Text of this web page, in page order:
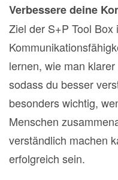
Verbessere deine
Ziel der S+P Tool Box
lernen, wie man
sodass du besser
besonders wichtig,
Menschen
verständlich machen
erfolgreich sein.